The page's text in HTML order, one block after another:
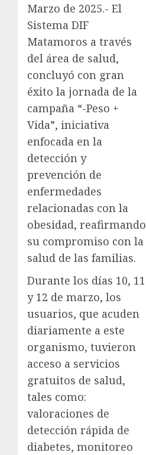
Marzo de 2025.- El
Sistema DIF
Matamoros a través
del área de salud,
concluyó con gran
éxito la jornada de la
campaña “-Peso +
Vida”, iniciativa
enfocada en la
detección y
prevención de
enfermedades
relacionadas con la
obesidad, reafirmando
su compromiso con la
salud de las familias.
Durante los días 10, 11
y 12 de marzo, los
usuarios, que acuden
diariamente a este
organismo, tuvieron
acceso a servicios
gratuitos de salud,
tales como:
valoraciones de
detección rápida de
diabetes, monitoreo